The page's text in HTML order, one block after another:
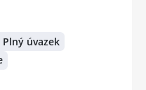
Plný úvazek